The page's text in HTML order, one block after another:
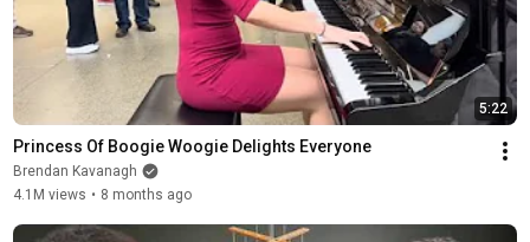
5:22
Princess Of Boogie Woogie Delights Everyone
Brendan Kavanagh
4.1M views • 8 months ago